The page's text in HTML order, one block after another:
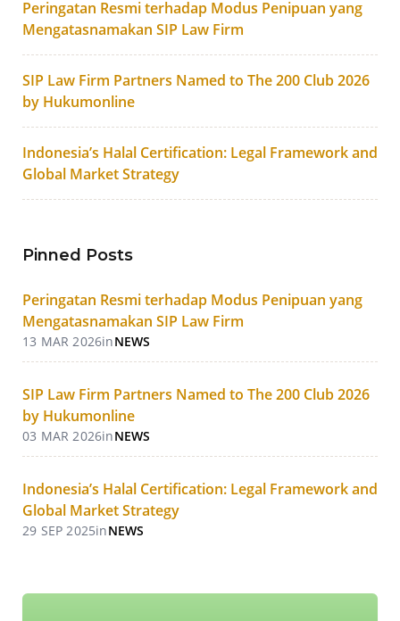
Peringatan Resmi terhadap Modus Penipuan yang
Mengatasnamakan SIP Law Firm
SIP Law Firm Partners Named to The 200 Club 2026
by Hukumonline
Indonesia’s Halal Certification: Legal Framework and
Global Market Strategy
Pinned Posts
Peringatan Resmi terhadap Modus Penipuan yang
Mengatasnamakan SIP Law Firm
13 MAR 2026inNEWS
SIP Law Firm Partners Named to The 200 Club 2026
by Hukumonline
03 MAR 2026inNEWS
Indonesia’s Halal Certification: Legal Framework and
Global Market Strategy
29 SEP 2025inNEWS